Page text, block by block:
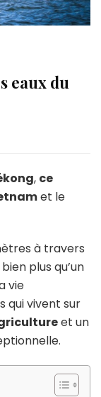
eaux du
, ce
et le
à travers
plus qu’un
vie
qui vivent sur
et un